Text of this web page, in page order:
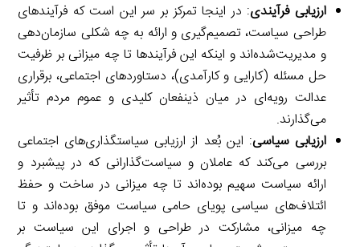
ارزیابی فرآیندی: در اینجا تمرکز بر سر این است که فرآیندهای
طراحی سیاست، تصمیم‌گیری و ارائه به چه شکلی سازمان‌دهی
و مدیریت‌شده‌اند و اینکه این فرآیندها تا چه میزانی بر ظرفیت
حل مسئله (کارایی و کارآمدی)، دستاوردهای اجتماعی، برقراری
عدالت رویه‌ای در میان ذینفعان کلیدی و عموم مردم تأثیر
می‌گذارند.
ارزیابی سیاسی: این بُعد از ارزیابی سیاستگذاری‌های اجتماعی
بررسی می‌کند که عاملان و سیاست‌گذارانی که در پیشبرد و
ارائه سیاست سهیم بوده‌اند تا چه میزانی در ساخت و حفظ
ائتلاف‌های سیاسی پویای حامی سیاست موفق بوده‌اند و تا
چه میزانی، مشارکت در طراحی و اجرای این سیاست بر